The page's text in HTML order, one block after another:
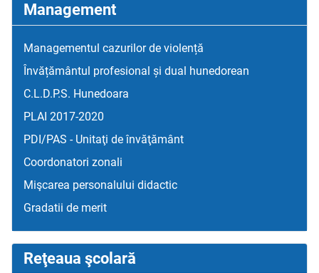
Management
Managementul cazurilor de violență
Învățământul profesional și dual hunedorean
C.L.D.P.S. Hunedoara
PLAI 2017-2020
PDI/PAS - Unitaţi de învăţământ
Coordonatori zonali
Mişcarea personalului didactic
Gradatii de merit
Reţeaua şcolară